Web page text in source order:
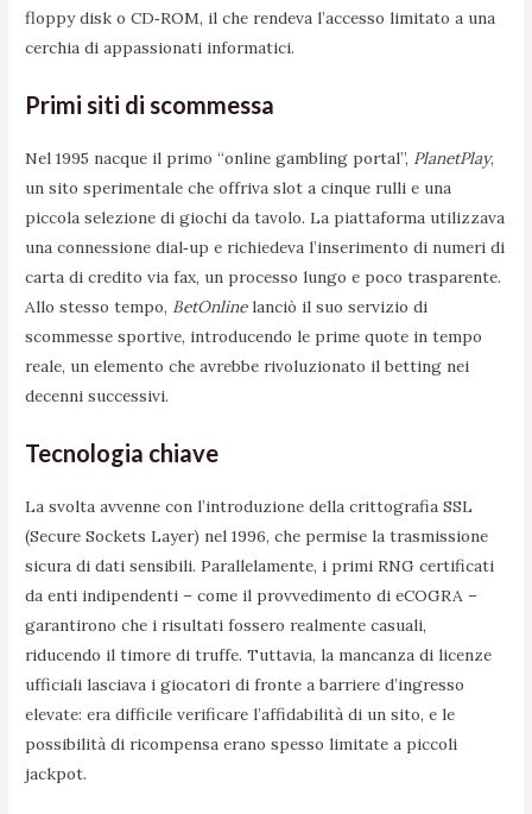
floppy disk o CD‑ROM, il che rendeva l’accesso limitato a una
cerchia di appassionati informatici.
Primi siti di scommessa
Nel 1995 nacque il primo “online gambling portal”, PlanetPlay,
un sito sperimentale che offriva slot a cinque rulli e una
piccola selezione di giochi da tavolo. La piattaforma utilizzava
una connessione dial‑up e richiedeva l’inserimento di numeri di
carta di credito via fax, un processo lungo e poco trasparente.
Allo stesso tempo, BetOnlinelanciò il suo servizio di
scommesse sportive, introducendo le prime quote in tempo
reale, un elemento che avrebbe rivoluzionato il betting nei
decenni successivi.
Tecnologia chiave
La svolta avvenne con l’introduzione della crittografia SSL
(Secure Sockets Layer) nel 1996, che permise la trasmissione
sicura di dati sensibili. Parallelamente, i primi RNG certificati
da enti indipendenti – come il provvedimento di eCOGRA –
garantirono che i risultati fossero realmente casuali,
riducendo il timore di truffe. Tuttavia, la mancanza di licenze
ufficiali lasciava i giocatori di fronte a barriere d’ingresso
elevate: era difficile verificare l’affidabilità di un sito, e le
possibilità di ricompensa erano spesso limitate a piccoli
jackpot.